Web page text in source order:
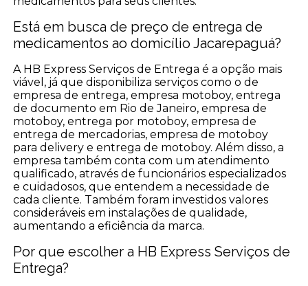
Está em busca de preço de entrega de
medicamentos ao domicílio Jacarepaguá?
A HB Express Serviços de Entrega é a opção mais
viável, já que disponibiliza serviços como o de
empresa de entrega, empresa motoboy, entrega
de documento em Rio de Janeiro, empresa de
motoboy, entrega por motoboy, empresa de
entrega de mercadorias, empresa de motoboy
para delivery e entrega de motoboy. Além disso, a
empresa também conta com um atendimento
qualificado, através de funcionários especializados
e cuidadosos, que entendem a necessidade de
cada cliente. Também foram investidos valores
consideráveis em instalações de qualidade,
aumentando a eficiência da marca.
Por que escolher a HB Express Serviços de
Entrega?